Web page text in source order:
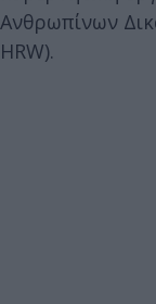
Ανθρωπίνων
HRW).